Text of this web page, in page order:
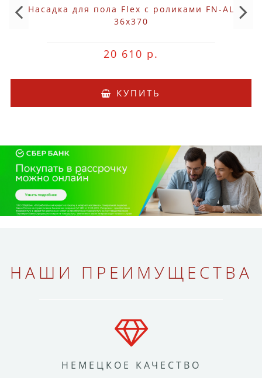
Насадка для пола Flex с роликами FN-AL
36x370
20 610 р.
КУПИТЬ
НАШИ ПРЕИМУЩЕСТВА
НЕМЕЦКОЕ КАЧЕСТВО